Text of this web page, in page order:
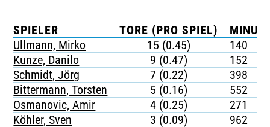
SPIELER TORE (PRO SPIEL)
Ullmann, Mirko
15 (0.45)
140
Kunze, Danilo
9 (0.47)
152
Schmidt, Jörg
7 (0.22)
398
Bittermann, Torsten
5 (0.16)
552
Osmanovic, Amir
4 (0.25)
271
Köhler, Sven
3 (0.09)
962